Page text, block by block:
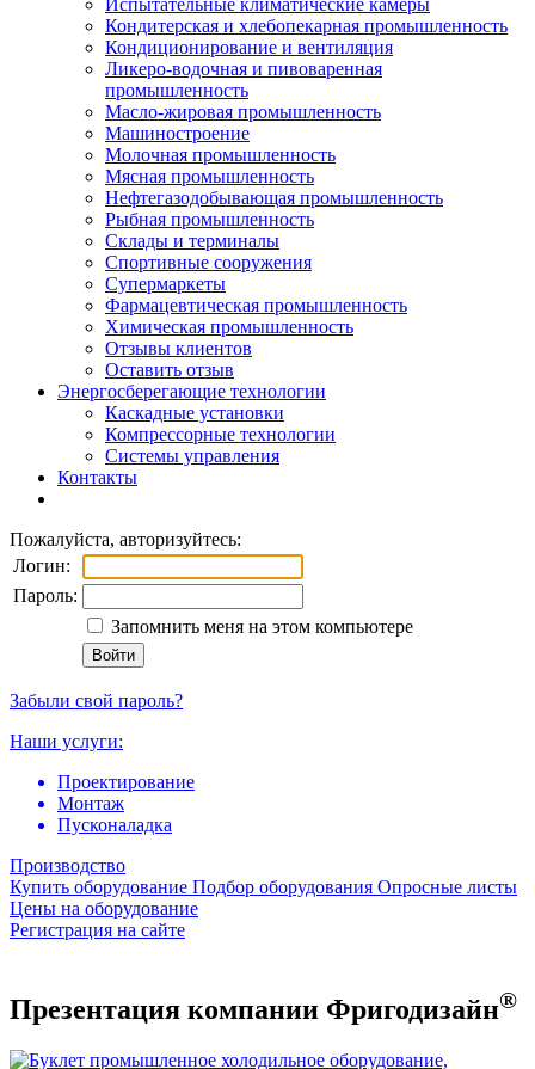
Испытательные климатические камеры
Кондитерская и хлебопекарная промышленность
Кондиционирование и вентиляция
Ликеро-водочная и пивоваренная
промышленность
Масло-жировая промышленность
Машиностроение
Молочная промышленность
Мясная промышленность
Нефтегазодобывающая промышленность
Рыбная промышленность
Склады и терминалы
Спортивные сооружения
Супермаркеты
Фармацевтическая промышленность
Химическая промышленность
Отзывы клиентов
Оставить отзыв
Энергосберегающие технологии
Каскадные установки
Компрессорные технологии
Системы управления
Контакты
Пожалуйста, авторизуйтесь:
Логин:
Пароль:
Запомнить меня на этом компьютере
Забыли свой пароль?
Наши услуги:
Проектирование
Монтаж
Пусконаладка
Производство
Купить оборудование Подбор оборудования Опросные листы
Цены на оборудование
Регистрация на сайте
Презентация компании Фригодизайн®